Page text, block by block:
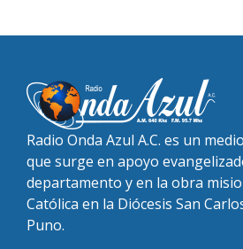
Radio Onda Azul A.C. es un
que surge en apoyo
departamento y en la obra
Católica en la Diócesis San
Puno.